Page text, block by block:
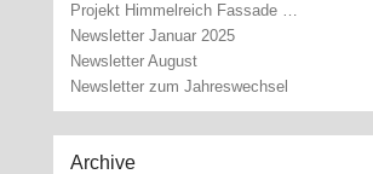
Projekt Himmelreich Fassade …
Newsletter Januar 2025
Newsletter August
Newsletter zum Jahreswechsel
Archive